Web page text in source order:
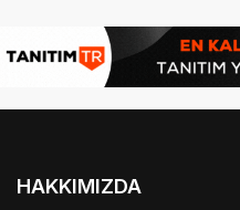
HAKKIMIZDA